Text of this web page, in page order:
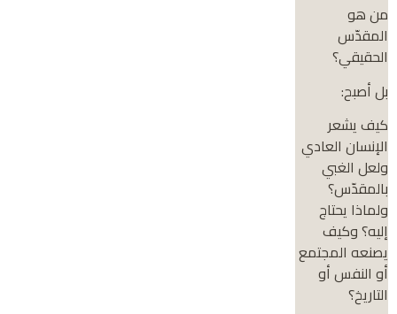
من هو
المقدّس
الحقيقي؟
بل أصبح:
كيف يشعر
الإنسان العادي
ولعل الغبي
بالمقدّس؟
ولماذا يحتاج
إليه؟ وكيف
يصنعه المجتمع
أو النفس أو
التاريخ؟